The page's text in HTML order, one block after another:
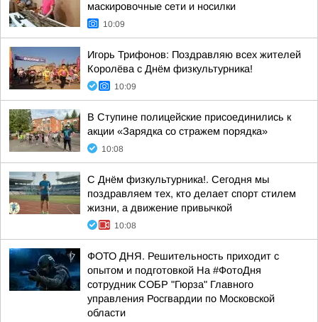
маскировочные сети и носилки
10:09
Игорь Трифонов: Поздравляю всех жителей
Королёва с Днём физкультурника!
10:09
В Ступине полицейские присоединились к
акции «Зарядка со стражем порядка»
10:08
С Днём физкультурника!. Сегодня мы
поздравляем тех, кто делает спорт стилем
жизни, а движение привычкой
10:08
ФОТО ДНЯ. Решительность приходит с
опытом и подготовкой На #ФотоДня
сотрудник СОБР "Гюрза" Главного
управления Росгвардии по Московской
области